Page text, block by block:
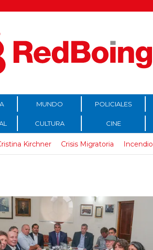
MUNDO POLICIALES
CULTURA CINE
Kirchner Crisis Migratoria Incendio